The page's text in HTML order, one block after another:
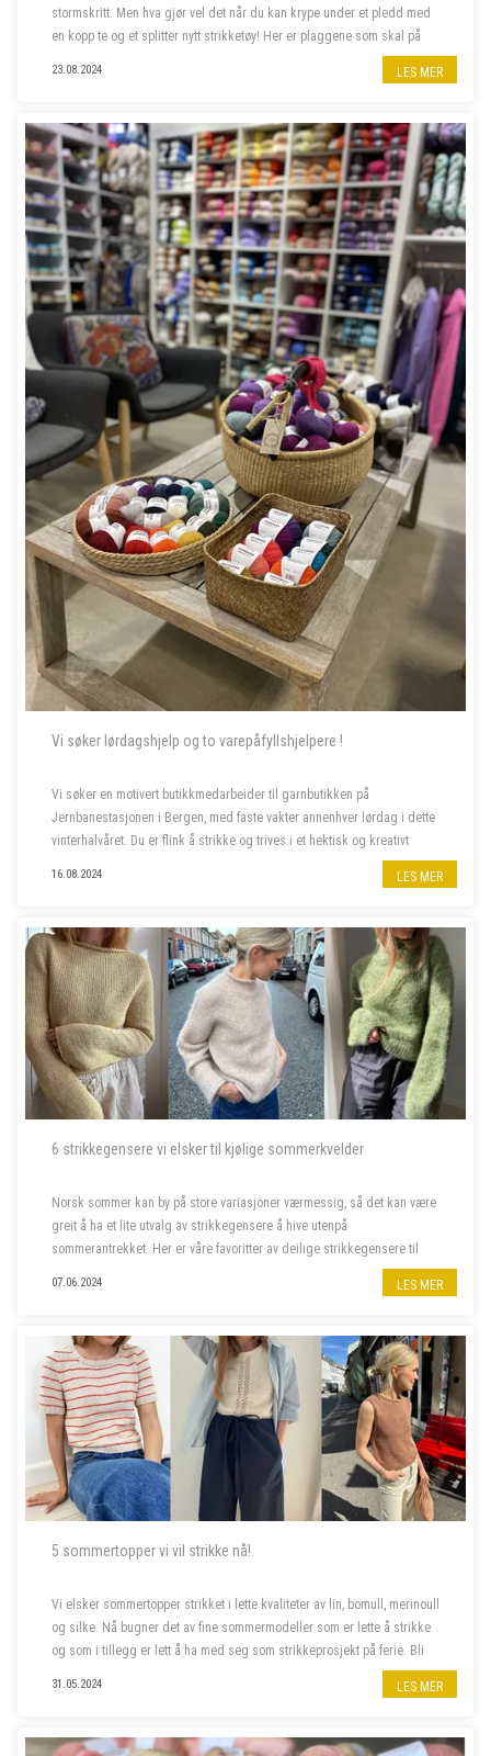
stormskritt. Men hva gjør vel det når du kan krype under et pledd med
en kopp te og et splitter nytt strikketøy! Her er plaggene som skal på
23.08.2024 LES MER
Vi søker lørdagshjelp og to varepåfyllshjelpere !
Vi søker en motivert butikkmedarbeider til garnbutikken på
Jernbanestasjonen i Bergen, med faste vakter annenhver lørdag i dette
vinterhalvåret. Du er flink å strikke og trives i et hektisk og kreativt
16.08.2024 LES MER
6 strikkegensere vi elsker til kjølige sommerkvelder
Norsk sommer kan by på store variasjoner værmessig, så det kan være
greit å ha et lite utvalg av strikkegensere å hive utenpå
sommerantrekket. Her er våre favoritter av deilige strikkegensere til
07.06.2024 LES MER
5 sommertopper vi vil strikke nå!
Vi elsker sommertopper strikket i lette kvaliteter av lin, bomull, merinoull
og silke. Nå bugner det av fine sommermodeller som er lette å strikke
og som i tillegg er lett å ha med seg som strikkeprosjekt på ferie. Bli
31.05.2024 LES MER